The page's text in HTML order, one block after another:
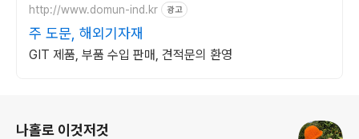
http://www.domun-ind.kr 광고
주 도문, 해외기자재
GIT 제품, 부품 수입 판매, 견적문의 환영
나홀로 이것저것